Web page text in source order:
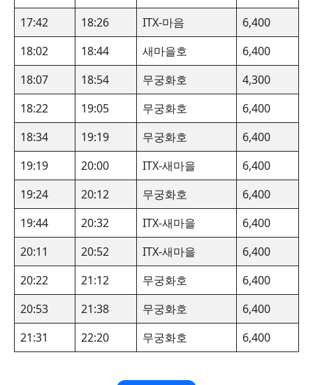
17:42
18:26 ITX-마음
6,400
18:02
18:44 새마을호
6,400
18:07
18:54 무궁화호
4,300
18:22
19:05 무궁화호
6,400
18:34
19:19 무궁화호
6,400
19:19
20:00 ITX-새마을
6,400
19:24
20:12 무궁화호
6,400
19:44
20:32 ITX-새마을
6,400
20:11
20:52 ITX-새마을
6,400
20:22
21:12 무궁화호
6,400
20:53
21:38 무궁화호
6,400
21:31
22:20 무궁화호 6,400